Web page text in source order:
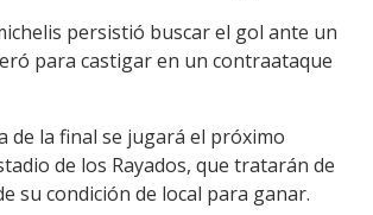
persistió buscar el gol ante un
para castigar en un contraataque
de la final se jugará el próximo
de los Rayados, que tratarán de
su condición de local para ganar.